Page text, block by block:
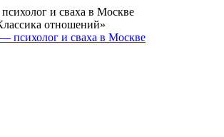
и сваха в Москве
отношений»